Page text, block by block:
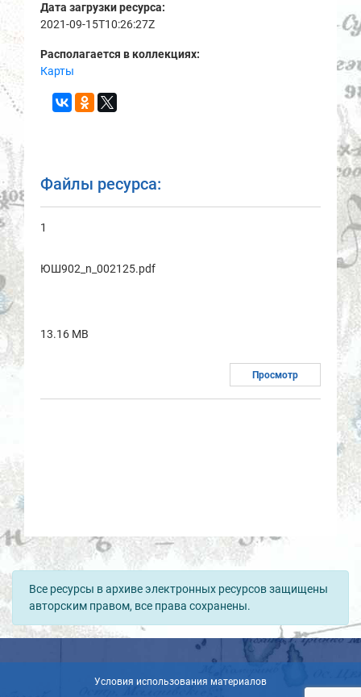
Дата загрузки ресурса:
2021-09-15T10:26:27Z
Располагается в коллекциях:
Карты
Файлы ресурса:
1
ЮШ902_n_002125.pdf
13.16 MB
Просмотр
Все ресурсы в архиве электронных ресурсов защищены
авторским правом, все права сохранены.
Условия использования материалов